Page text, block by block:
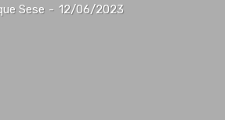
Sese - 12/06/2023